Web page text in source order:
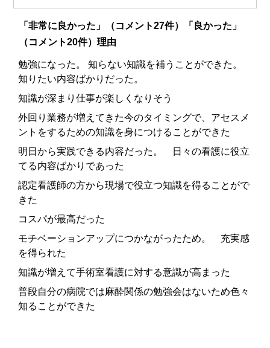
「非常に良かった」（コメント27件）「良かった」
（コメント20件）理由
勉強になった。 知らない知識を補うことができた。
知りたい内容ばかりだった。
知識が深まり仕事が楽しくなりそう
外回り業務が増えてきた今のタイミングで、アセスメ
ントをするための知識を身につけることができた
明日から実践できる内容だった。 日々の看護に役立
てる内容ばかりであった
認定看護師の方から現場で役立つ知識を得ることがで
きた
コスパが最高だった
モチベーションアップにつかながったため。 充実感
を得られた
知識が増えて手術室看護に対する意識が高まった
普段自分の病院では麻酔関係の勉強会はないため色々
知ることができた